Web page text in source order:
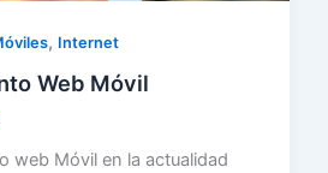
, Internet
Web Móvil
web Móvil en la actualidad